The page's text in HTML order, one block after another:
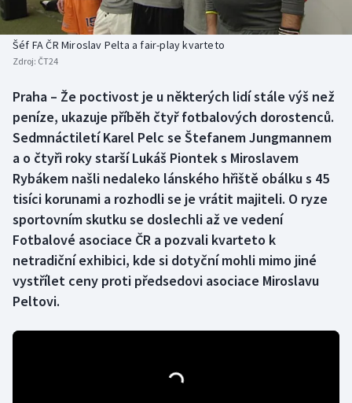
Biatlon
Boby a skeleton
Box
Curling
Dostihy
Florbal
Futsal
Golf
Aplikace ČT sport
AZ kvíz
Šéf FA ČR Miroslav Pelta a fair-play kvarteto
Zdroj: ČT24
Praha – Že poctivost je u některých lidí stále výš než
peníze, ukazuje příběh čtyř fotbalových dorostenců.
Sedmnáctiletí Karel Pelc se Štefanem Jungmannem
a o čtyři roky starší Lukáš Piontek s Miroslavem
Rybákem našli nedaleko lánského hřiště obálku s 45
tisíci korunami a rozhodli se je vrátit majiteli. O ryze
sportovním skutku se doslechli až ve vedení
Fotbalové asociace ČR a pozvali kvarteto k
netradiční exhibici, kde si dotyční mohli mimo jiné
vystřílet ceny proti předsedovi asociace Miroslavu
Peltovi.